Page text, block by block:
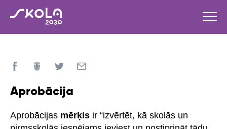
Aprobācija
Aprobācijas mērķis ir “izvērtēt, kā skolās un